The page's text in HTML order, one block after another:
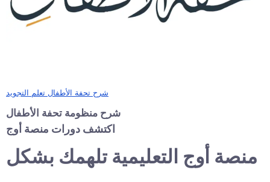
شرح تحفة الأطفال تعلم التجويد
شرح منظومة تحفة الأطفال
اكتشف دورات منصة أوج
منصة أوج التعليمية تلهمك بشكل